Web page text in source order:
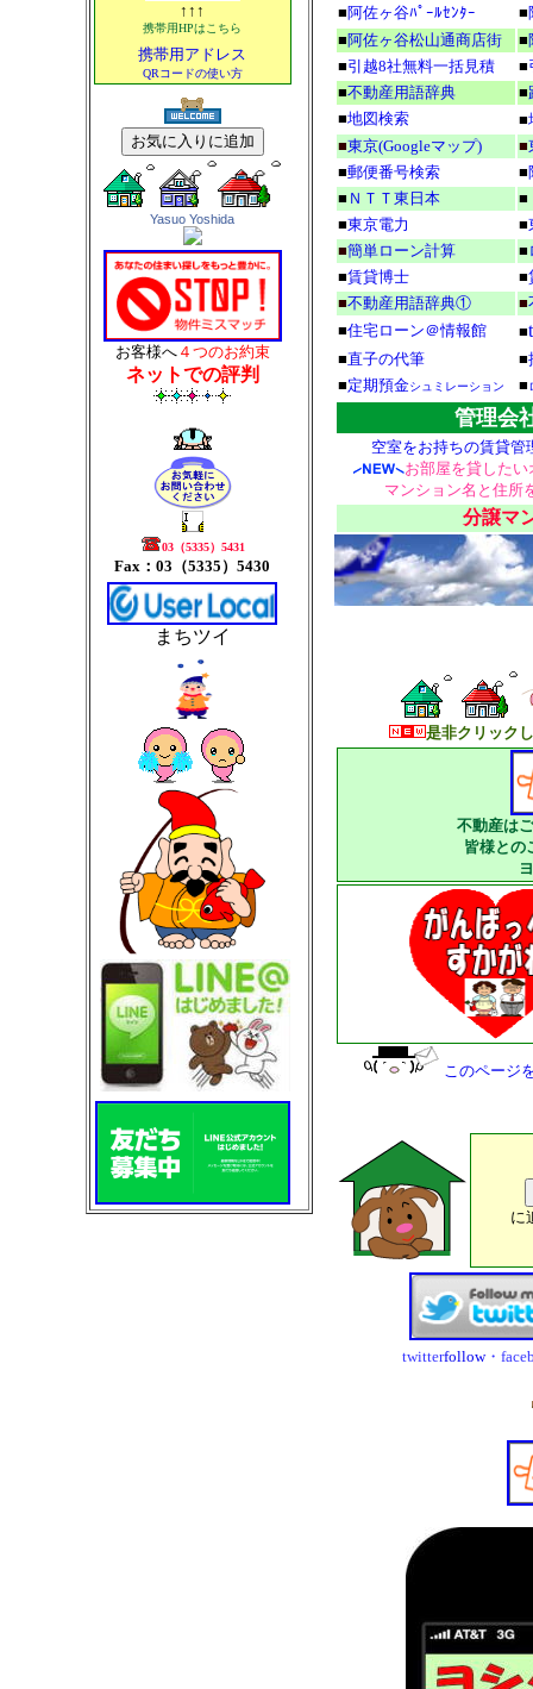
↑↑↑
携帯用HPはこちら
携帯用アドレス
QRコードの使い方
Yasuo Yoshida
お客様へ４つのお約束
ネットでの評判
03（5335）5431
Fax：03（5335）5430
まちツイ
■阿佐ヶ谷ﾊﾟｰﾙｾﾝﾀｰ ■
■阿佐ヶ谷松山通商店街 ■
■引越8社無料一括見積 ■
■不動産用語辞典 ■
■地図検索 ■
■東京(Googleマップ) ■
■郵便番号検索 ■
■ ＮＴＴ東日本 ■
■東京電力 ■
■簡単ローン計算 ■
■賃貸博士 ■
■不動産用語辞典① ■
■住宅ローン＠情報館 ■
■直子の代筆 ■
■定期預金シュミレーション ■
管理会
空室をお持ちの賃貸管
お部屋を貸した
マンション名と住所
分譲マ
是非クリック
不動産は
皆様との
このページ
に
twitterfollow・